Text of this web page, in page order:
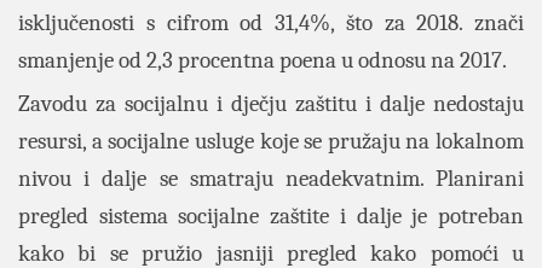
isključenosti s cifrom od 31,4%, što za 2018. znači
smanjenje od 2,3 procentna poena u odnosu na 2017.
Zavodu za socijalnu i dječju zaštitu i dalje nedostaju
resursi, a socijalne usluge koje se pružaju na lokalnom
nivou i dalje se smatraju neadekvatnim. Planirani
pregled sistema socijalne zaštite i dalje je potreban
kako bi se pružio jasniji pregled kako pomoći u